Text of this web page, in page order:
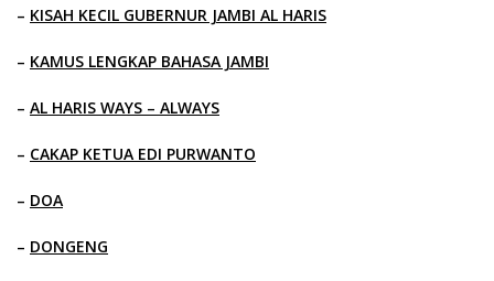
– KISAH KECIL GUBERNUR JAMBI AL HARIS
– KAMUS LENGKAP BAHASA JAMBI
– AL HARIS WAYS – ALWAYS
– CAKAP KETUA EDI PURWANTO
– DOA
– DONGENG